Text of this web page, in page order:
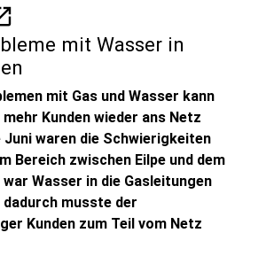
mit Wasser in
mit Gas und Wasser kann
Kunden wieder ans Netz
Juni waren die Schwierigkeiten
Bereich zwischen Eilpe und dem
Wasser in die Gasleitungen
musste der
Kunden zum Teil vom Netz